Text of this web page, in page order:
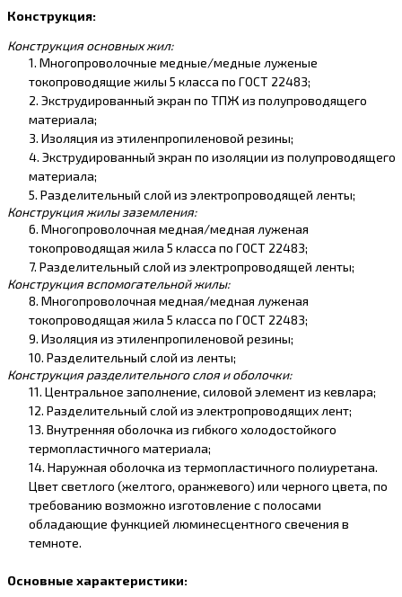
Конструкция:
Конструкция основных жил:
1. Многопроволочные медные/медные луженые
токопроводящие жилы 5 класса по ГОСТ 22483;
2. Экструдированный экран по ТПЖ из полупроводящего
материала;
3. Изоляция из этиленпропиленовой резины;
4. Экструдированный экран по изоляции из полупроводящего
материала;
5. Разделительный слой из электропроводящей ленты;
Конструкция жилы заземления:
6. Многопроволочная медная/медная луженая
токопроводящая жила 5 класса по ГОСТ 22483;
7. Разделительный слой из электропроводящей ленты;
Конструкция вспомогательной жилы:
8. Многопроволочная медная/медная луженая
токопроводящая жила 5 класса по ГОСТ 22483;
9. Изоляция из этиленпропиленовой резины;
10. Разделительный слой из ленты;
Конструкция разделительного слоя и оболочки:
11. Центральное заполнение, силовой элемент из кевлара;
12. Разделительный слой из электропроводящих лент;
13. Внутренняя оболочка из гибкого холодостойкого
термопластичного материала;
14. Наружная оболочка из термопластичного полиуретана.
Цвет светлого (желтого, оранжевого) или черного цвета, по
требованию возможно изготовление с полосами
обладающие функцией люминесцентного свечения в
темноте.
Основные характеристики: